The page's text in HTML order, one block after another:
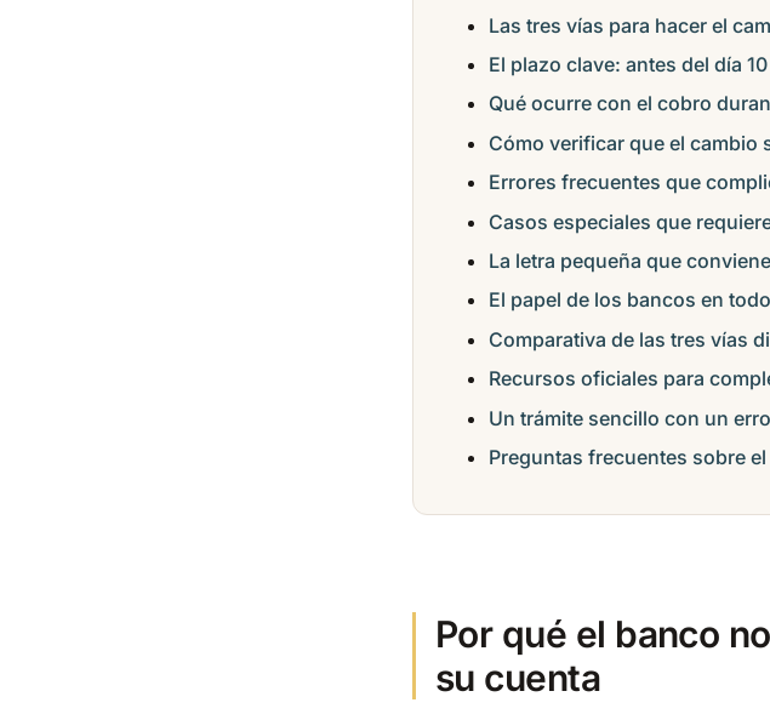
Las tres vías para hacer el
El plazo clave: antes del día
Qué ocurre con el cobro
Cómo verificar que el cambio
Errores frecuentes que
Casos especiales que
La letra pequeña que
El papel de los bancos en
Comparativa de las tres vías
Recursos oficiales para
Un trámite sencillo con un
Preguntas frecuentes sobre
Por qué el banco
su cuenta